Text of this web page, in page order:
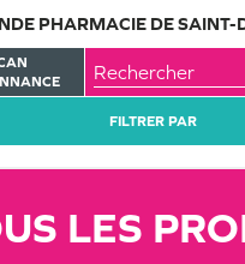
PHARMACIE DE SAINT-
FILTRER PAR
LES